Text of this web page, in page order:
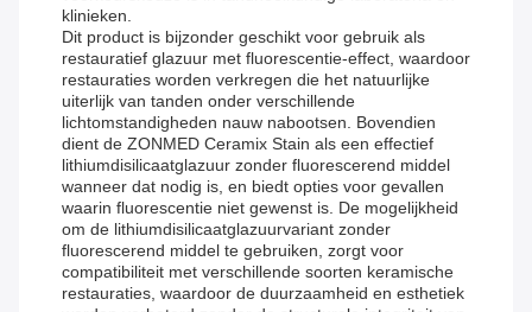
klinieken.
Dit product is bijzonder geschikt voor gebruik als
restauratief glazuur met fluorescentie-effect, waardoor
restauraties worden verkregen die het natuurlijke
uiterlijk van tanden onder verschillende
lichtomstandigheden nauw nabootsen. Bovendien
dient de ZONMED Ceramix Stain als een effectief
lithiumdisilicaatglazuur zonder fluorescerend middel
wanneer dat nodig is, en biedt opties voor gevallen
waarin fluorescentie niet gewenst is. De mogelijkheid
om de lithiumdisilicaatglazuurvariant zonder
fluorescerend middel te gebruiken, zorgt voor
compatibiliteit met verschillende soorten keramische
restauraties, waardoor de duurzaamheid en esthetiek